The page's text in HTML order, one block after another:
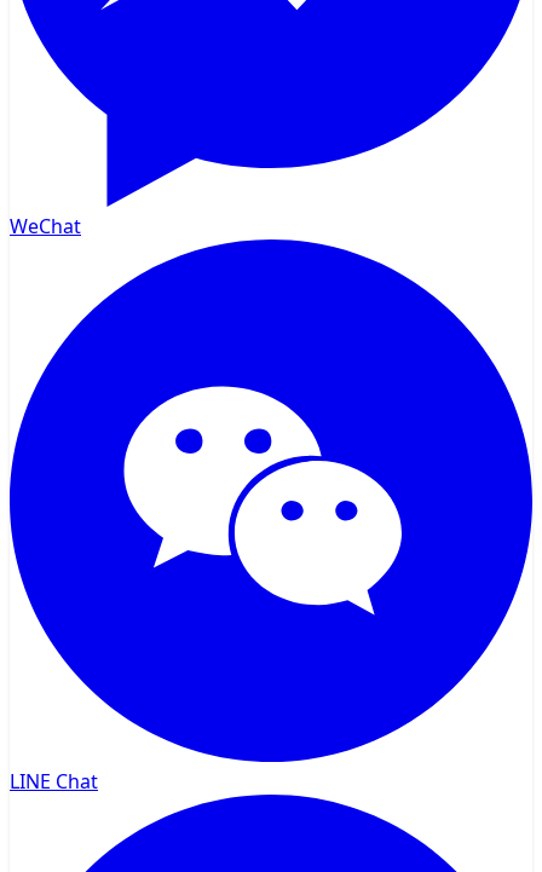
WeChat
LINE Chat